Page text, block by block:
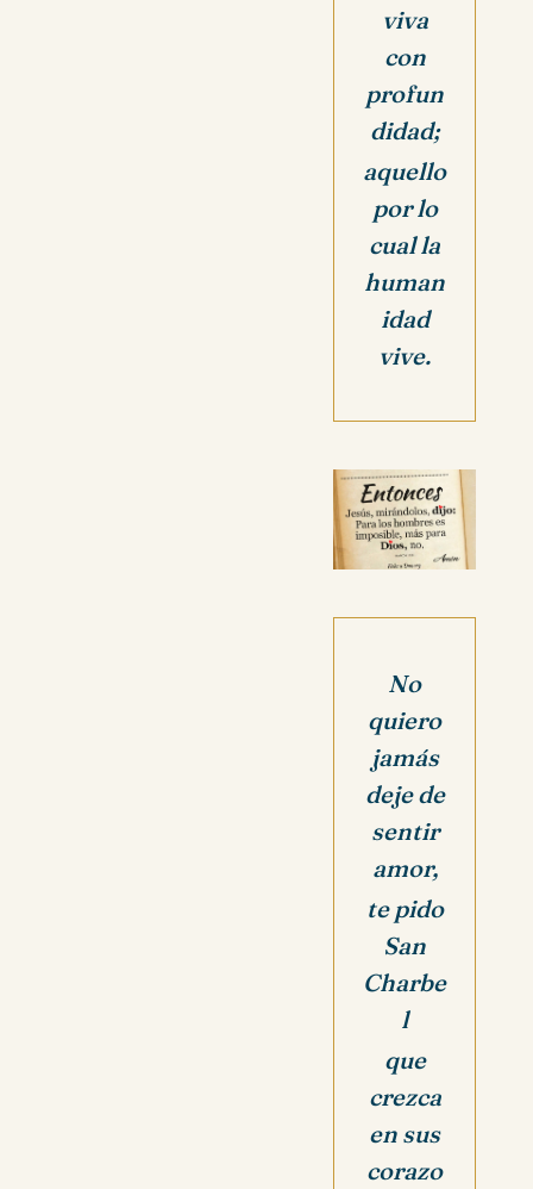
viva
con
profun
didad;
aquello
por lo
cual la
human
idad
vive.
No
quiero
jamás
deje de
sentir
amor,
te pido
San
Charbe
l
que
crezca
en sus
corazo